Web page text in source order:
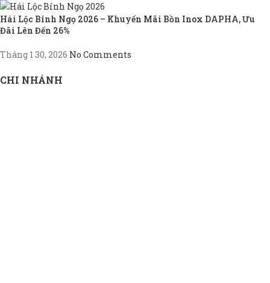
Hái Lộc Bính Ngọ 2026 – Khuyến Mãi Bồn Inox DAPHA, Ưu
Đãi Lên Đến 26%
Tháng 1 30, 2026 No Comments
CHI NHÁNH